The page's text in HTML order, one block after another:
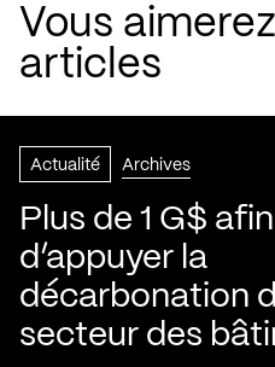
Vous
articles
Actualité Archives
Plus de 1 G$ afin
d’appuyer la
décarbonation
secteur des